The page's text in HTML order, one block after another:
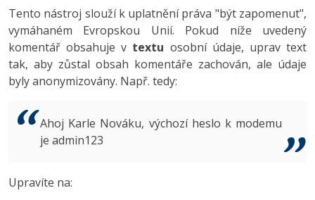
UML a návrhové vzory
React
Spring
ASP.NET MVC
Best practices
HTML / CSS
UML a návrhové vzory
MySQL/MariaDB
MS-SQL
Tester
Systémový administrátor
3D grafik
Swift -80%
Kotlin -80%
VB.NET
SEO
UX
Business
Copywriting
Adobe XD
Adobe InDesign -25%
Adobe After Effects
Inkscape
Tento nástroj slouží k uplatnění práva "být zapomenut",
vymáhaném Evropskou Unií. Pokud níže uvedený
komentář obsahuje v textu osobní údaje, uprav text
tak, aby zůstal obsah komentáře zachován, ale údaje
byly anonymizovány. Např. tedy:
Ahoj Karle Nováku, výchozí heslo k modemu
je admin123
Upravíte na: